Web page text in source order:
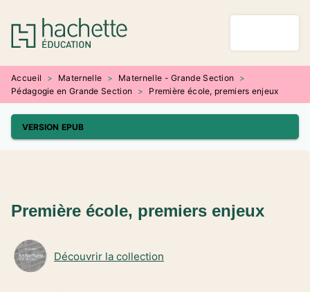
MENU RECHERCHE
PIED DE PAGE
Accueil > Maternelle > Maternelle - Grande Section
>
Pédagogie en Grande Section
> Première école, premiers enjeux
VERSION EPUB
Découvrir la collection
Première école, premiers enjeux